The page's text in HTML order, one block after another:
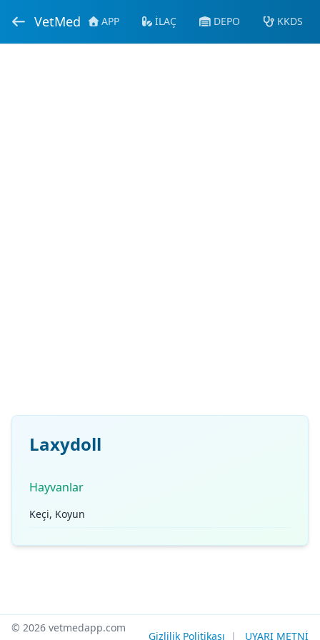
VetMed APP İLAÇ DEPO KKDS
Laxydoll
Hayvanlar
Keçi, Koyun
© 2026 vetmedapp.com
Gizlilik Politikası | UYARI METNİ